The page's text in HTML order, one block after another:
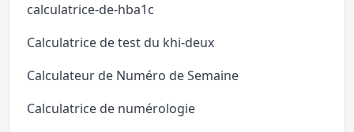
calculatrice-de-hba1c
Calculatrice de test du khi-deux
Calculateur de Numéro de Semaine
Calculatrice de numérologie